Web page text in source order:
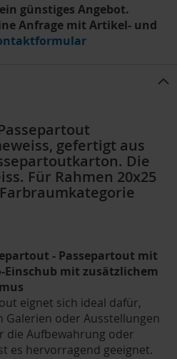
günstiges Angebot.
Anfrage mit Artikel- und
gefertigt aus
Die
Für Rahmen 20x25
- Passepartout mit
Einschub mit zusätzlichem
eignet sich ideal dafür,
Galerien oder Ausstellungen
die Aufbewahrung oder
es hervorragend geeignet.